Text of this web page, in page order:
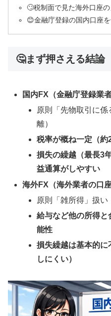
🙄税制面で見た海外口座
😊金融庁登録の国内口座
🤔まず押さえる結論
国内FX（金融庁登録業
原則「先物取引に
離）
税率が概ね一定（約
損失の繰越（最長3
益通算がしやすい
海外FX（海外業者の口座
原則「雑所得」扱い
給与など他の所得
能性
損失繰越は基本的
しにくい）